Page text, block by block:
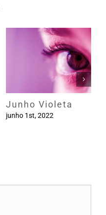
Junho Violeta
junho 1st, 2022